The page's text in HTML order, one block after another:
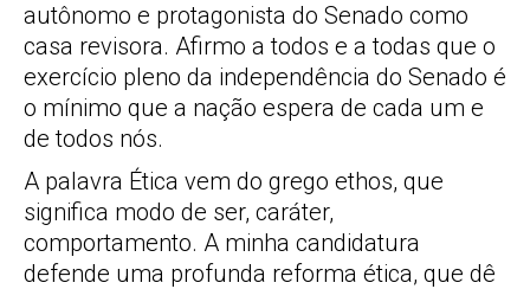
autônomo e protagonista do Senado como
casa revisora. Afirmo a todos e a todas que o
exercício pleno da independência do Senado é
o mínimo que a nação espera de cada um e
de todos nós.
A palavra Ética vem do grego ethos, que
significa modo de ser, caráter,
comportamento. A minha candidatura
defende uma profunda reforma ética, que dê